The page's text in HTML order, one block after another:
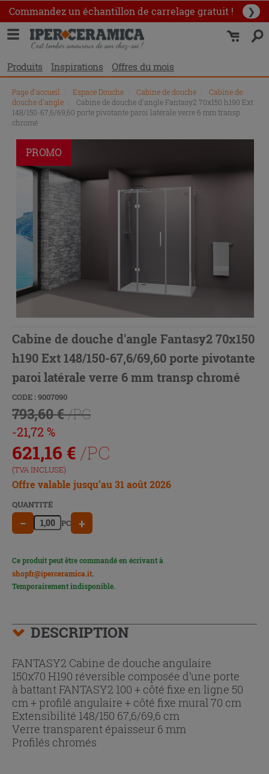
Commandez un échantillon de carrelage gratuit ! ❯
Produits Inspirations Offres du mois
Page d'accueil Espace Douche Cabine de douche
Cabine de
douche d'angle
Cabine de douche d'angle Fantasy2 70x150 h190 Ext
148/150-67,6/69,60 porte pivotante paroi latérale verre 6 mm transp
chromé
PROMO
Cabine de douche d'angle Fantasy2 70x150
h190 Ext 148/150-67,6/69,60 porte pivotante
paroi latérale verre 6 mm transp chromé
CODE : 9007090
793,60 €/PC
-21,72 %
621,16 € /PC
(TVA INCLUSE)
Offre valable jusqu’au 31 août 2026
QUANTITÉ
− PC +
Ce produit peut être commandé en écrivant à
shopfr@iperceramica.it.
Temporairement indisponible.
DESCRIPTION
FANTASY2 Cabine de douche angulaire
150x70 H190 réversible composée d’une porte
à battant FANTASY2 100 + côté fixe en ligne 50
cm + profilé angulaire + côté fixe mural 70 cm
Extensibilité 148/150 67,6/69,6 cm
Verre transparent épaisseur 6 mm
Profilés chromés